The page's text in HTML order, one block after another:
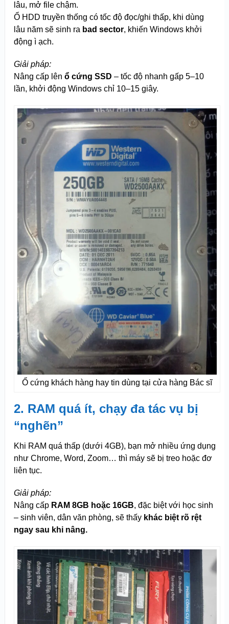
lâu, mở file chậm.
Ổ HDD truyền thống có tốc độ đọc/ghi thấp, khi dùng
lâu năm sẽ sinh ra bad sector, khiến Windows khởi
động ì ạch.
Giải pháp:
Nâng cấp lên ổ cứng SSD – tốc độ nhanh gấp 5–10
lần, khởi động Windows chỉ 10–15 giây.
Ổ cứng khách hàng hay tin dùng tại cửa hàng Bác sĩ
2. RAM quá ít, chạy đa tác vụ bị
“nghẽn”
Khi RAM quá thấp (dưới 4GB), bạn mở nhiều ứng dụng
như Chrome, Word, Zoom… thì máy sẽ bị treo hoặc đơ
liên tục.
Giải pháp:
Nâng cấp RAM 8GB hoặc 16GB, đặc biệt với học sinh
– sinh viên, dân văn phòng, sẽ thấy khác biệt rõ rệt
ngay sau khi nâng.